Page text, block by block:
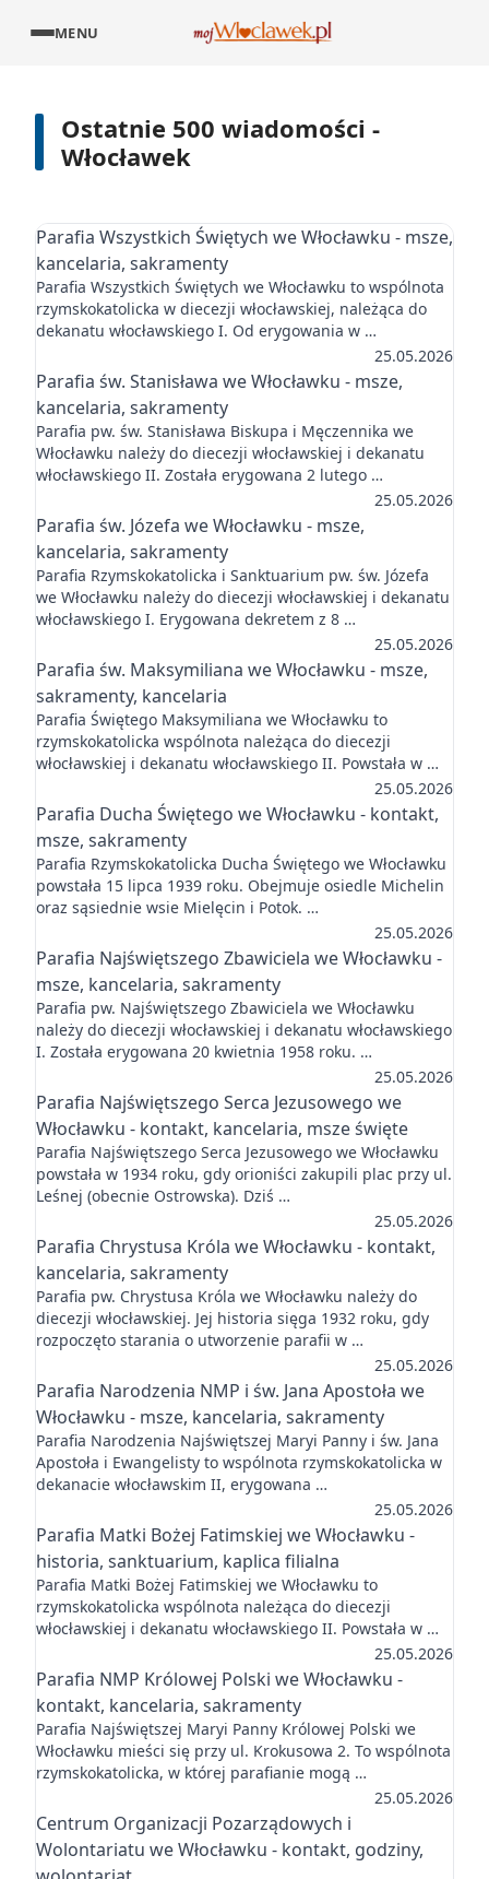
MENU
Ostatnie 500 wiadomości -
Włocławek
Parafia Wszystkich Świętych we Włocławku - msze,
kancelaria, sakramenty
Parafia Wszystkich Świętych we Włocławku to wspólnota
rzymskokatolicka w diecezji włocławskiej, należąca do
dekanatu włocławskiego I. Od erygowania w …
25.05.2026
Parafia św. Stanisława we Włocławku - msze,
kancelaria, sakramenty
Parafia pw. św. Stanisława Biskupa i Męczennika we
Włocławku należy do diecezji włocławskiej i dekanatu
włocławskiego II. Została erygowana 2 lutego …
25.05.2026
Parafia św. Józefa we Włocławku - msze,
kancelaria, sakramenty
Parafia Rzymskokatolicka i Sanktuarium pw. św. Józefa
we Włocławku należy do diecezji włocławskiej i dekanatu
włocławskiego I. Erygowana dekretem z 8 …
25.05.2026
Parafia św. Maksymiliana we Włocławku - msze,
sakramenty, kancelaria
Parafia Świętego Maksymiliana we Włocławku to
rzymskokatolicka wspólnota należąca do diecezji
włocławskiej i dekanatu włocławskiego II. Powstała w …
25.05.2026
Parafia Ducha Świętego we Włocławku - kontakt,
msze, sakramenty
Parafia Rzymskokatolicka Ducha Świętego we Włocławku
powstała 15 lipca 1939 roku. Obejmuje osiedle Michelin
oraz sąsiednie wsie Mielęcin i Potok. …
25.05.2026
Parafia Najświętszego Zbawiciela we Włocławku -
msze, kancelaria, sakramenty
Parafia pw. Najświętszego Zbawiciela we Włocławku
należy do diecezji włocławskiej i dekanatu włocławskiego
I. Została erygowana 20 kwietnia 1958 roku. …
25.05.2026
Parafia Najświętszego Serca Jezusowego we
Włocławku - kontakt, kancelaria, msze święte
Parafia Najświętszego Serca Jezusowego we Włocławku
powstała w 1934 roku, gdy orioniści zakupili plac przy ul.
Leśnej (obecnie Ostrowska). Dziś …
25.05.2026
Parafia Chrystusa Króla we Włocławku - kontakt,
kancelaria, sakramenty
Parafia pw. Chrystusa Króla we Włocławku należy do
diecezji włocławskiej. Jej historia sięga 1932 roku, gdy
rozpoczęto starania o utworzenie parafii w …
25.05.2026
Parafia Narodzenia NMP i św. Jana Apostoła we
Włocławku - msze, kancelaria, sakramenty
Parafia Narodzenia Najświętszej Maryi Panny i św. Jana
Apostoła i Ewangelisty to wspólnota rzymskokatolicka w
dekanacie włocławskim II, erygowana …
25.05.2026
Parafia Matki Bożej Fatimskiej we Włocławku -
historia, sanktuarium, kaplica filialna
Parafia Matki Bożej Fatimskiej we Włocławku to
rzymskokatolicka wspólnota należąca do diecezji
włocławskiej i dekanatu włocławskiego II. Powstała w …
25.05.2026
Parafia NMP Królowej Polski we Włocławku -
kontakt, kancelaria, sakramenty
Parafia Najświętszej Maryi Panny Królowej Polski we
Włocławku mieści się przy ul. Krokusowa 2. To wspólnota
rzymskokatolicka, w której parafianie mogą …
25.05.2026
Centrum Organizacji Pozarządowych i
Wolontariatu we Włocławku - kontakt, godziny,